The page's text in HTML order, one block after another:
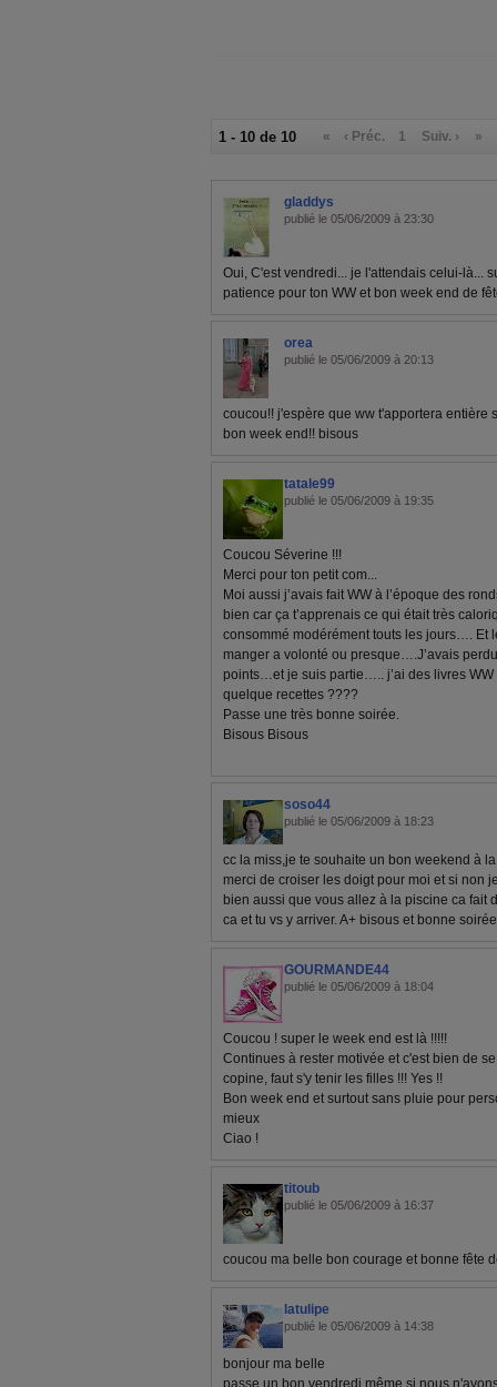
1 - 10 de 10 « ‹ Préc. 1 Suiv. › »
gladdys
publié le 05/06/2009 à 23:30
Oui, C'est vendredi... je l'attendais celui-là...
patience pour ton WW et bon week end de
orea
publié le 05/06/2009 à 20:13
coucou!! j'espère que ww t'apportera entière
bon week end!! bisous
tatale99
publié le 05/06/2009 à 19:35
Coucou Séverine !!!
Merci pour ton petit com...
Moi aussi j’avais fait WW à l’époque des
bien car ça t’apprenais ce qui était très
consommé modérément touts les jours…. Et
manger a volonté ou presque….J’avais
points…et je suis partie….. j’ai des livres
quelque recettes ????
Passe une très bonne soirée.
Bisous Bisous
soso44
publié le 05/06/2009 à 18:23
cc la miss,je te souhaite un bon weekend à
merci de croiser les doigt pour moi et si non
bien aussi que vous allez à la piscine ca fait
ca et tu vs y arriver. A+ bisous et bonne
GOURMANDE44
publié le 05/06/2009 à 18:04
Coucou ! super le week end est là !!!!!
Continues à rester motivée et c'est bien de
copine, faut s'y tenir les filles !!! Yes !!
Bon week end et surtout sans pluie pour
mieux
Ciao !
titoub
publié le 05/06/2009 à 16:37
coucou ma belle bon courage et bonne fête
latulipe
publié le 05/06/2009 à 14:38
bonjour ma belle
passe un bon vendredi même si nous